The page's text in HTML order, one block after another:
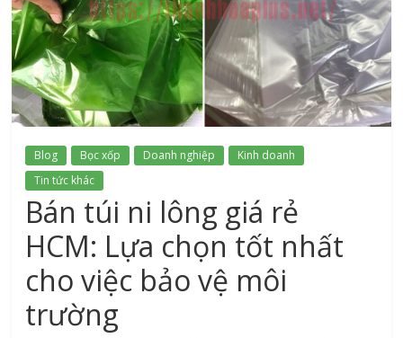
xứ
Thanh
Blog Bọc xốp Doanh nghiệp
Kinh doanh
Tin tức khác
Bán túi ni lông giá rẻ
HCM: Lựa chọn tốt nhất
cho việc bảo vệ môi
trường